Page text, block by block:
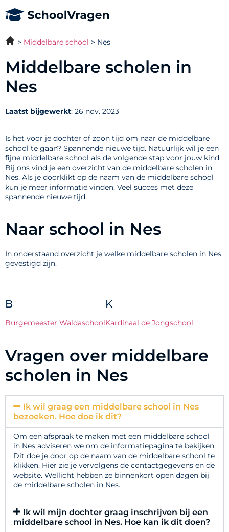
Middelbare school Nes
Middelbare scholen in
Nes
Laatst bijgewerkt: 26 nov. 2023
Is het voor je dochter of zoon tijd om naar de middelbare
school te gaan? Spannende nieuwe tijd. Natuurlijk wil je een
fijne middelbare school als de volgende stap voor jouw kind.
Bij ons vind je een overzicht van de middelbare scholen in
Nes. Als je doorklikt op de naam van de middelbare school
kun je meer informatie vinden. Veel succes met deze
spannende nieuwe tijd.
Naar school in Nes
In onderstaand overzicht je welke middelbare scholen in Nes
gevestigd zijn.
B
Burgemeester Waldaschool
K
Kardinaal de Jongschool
Vragen over middelbare
scholen in Nes
Ik wil graag een middelbare school in Nes
bezoeken. Hoe doe ik dit?
Om een afspraak te maken met een middelbare school
in Nes adviseren we om de informatiepagina te bekijken.
Dit doe je door op de naam van de middelbare school te
klikken. Hier zie je vervolgens de contactgegevens en de
website. Wellicht hebben ze binnenkort open dagen bij
de middelbare scholen in Nes.
Ik wil mijn dochter graag inschrijven bij een
middelbare school in Nes. Hoe kan ik dit doen?